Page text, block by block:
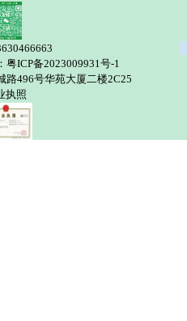
ICP备2023009931号-1
路496号华苑大厦二楼2C25
执照